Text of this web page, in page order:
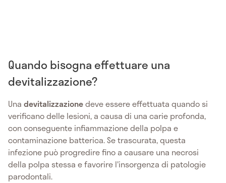
Quando bisogna effettuare una
devitalizzazione?
Una devitalizzazionedeve essere effettuata quando si
verificano delle lesioni, a causa di una carie profonda,
con conseguente infiammazione della polpa e
contaminazione batterica. Se trascurata, questa
infezione può progredire fino a causare una necrosi
della polpa stessa e favorire l'insorgenza di patologie
parodontali.